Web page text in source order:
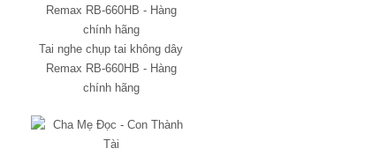
Tai nghe chụp tai không dây
Remax RB-660HB - Hàng
chính hãng